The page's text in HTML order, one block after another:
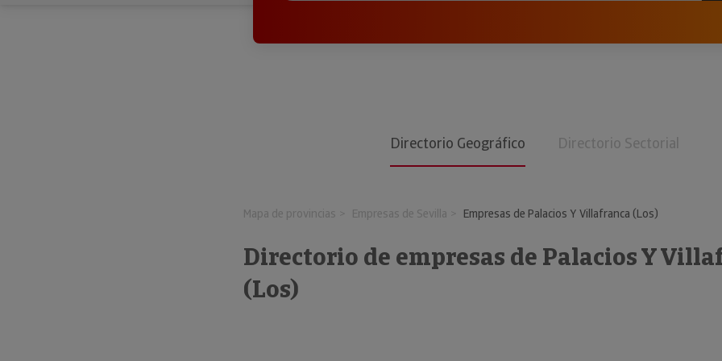
Directorio Geográfico Directorio Sectorial
Mapa de provincias Empresas de Sevilla Empresas de Palacios Y Villafranca (Los)
Directorio de empresas de Palacios Y
(Los)